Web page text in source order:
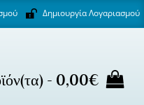
Δημιουργία Λογαριασμού
- 0,00€